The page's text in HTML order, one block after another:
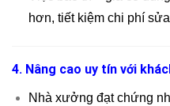
hơn, tiết kiệm chi phí
4. Nâng cao uy tín với
Nhà xưởng đạt chứng